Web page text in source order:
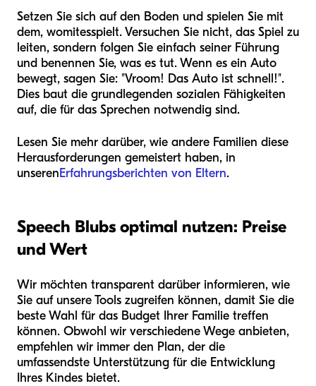
Setzen Sie sich auf den Boden und spielen Sie mit
dem, womitesspielt. Versuchen Sie nicht, das Spiel zu
leiten, sondern folgen Sie einfach seiner Führung
und benennen Sie, was es tut. Wenn es ein Auto
bewegt, sagen Sie: "Vroom! Das Auto ist schnell!".
Dies baut die grundlegenden sozialen Fähigkeiten
auf, die für das Sprechen notwendig sind.
Lesen Sie mehr darüber, wie andere Familien diese
Herausforderungen gemeistert haben, in
unserenErfahrungsberichten von Eltern.
Speech Blubs optimal nutzen: Preise
und Wert
Wir möchten transparent darüber informieren, wie
Sie auf unsere Tools zugreifen können, damit Sie die
beste Wahl für das Budget Ihrer Familie treffen
können. Obwohl wir verschiedene Wege anbieten,
empfehlen wir immer den Plan, der die
umfassendste Unterstützung für die Entwicklung
Ihres Kindes bietet.